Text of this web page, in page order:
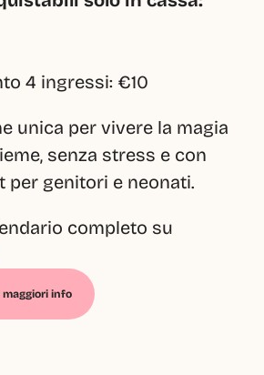
4 ingressi: €10
unica per vivere la magia
senza stress e con
genitori e neonati.
maggiori info